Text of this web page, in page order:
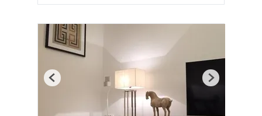
Previous Next